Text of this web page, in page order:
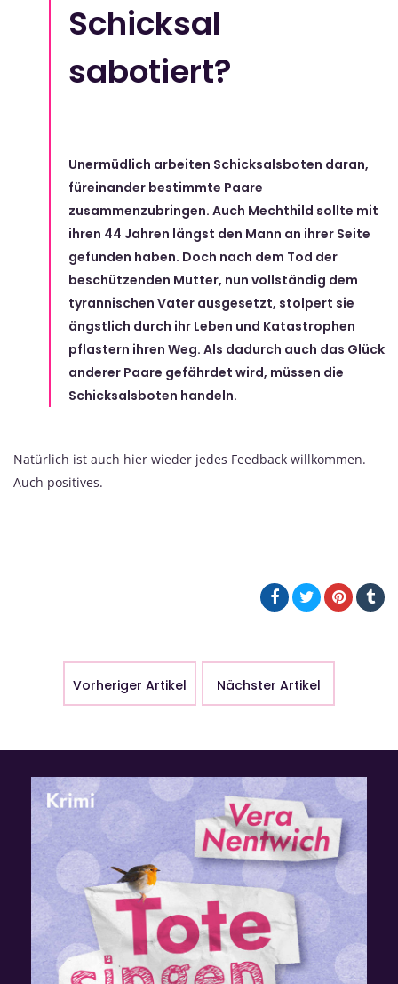
Schicksal
sabotiert?
Unermüdlich arbeiten Schicksalsboten daran,
füreinander bestimmte Paare
zusammenzubringen. Auch Mechthild sollte mit
ihren 44 Jahren längst den Mann an ihrer Seite
gefunden haben. Doch nach dem Tod der
beschützenden Mutter, nun vollständig dem
tyrannischen Vater ausgesetzt, stolpert sie
ängstlich durch ihr Leben und Katastrophen
pflastern ihren Weg. Als dadurch auch das Glück
anderer Paare gefährdet wird, müssen die
Schicksalsboten handeln.
Natürlich ist auch hier wieder jedes Feedback willkommen.
Auch positives.
Vorheriger Artikel Nächster Artikel